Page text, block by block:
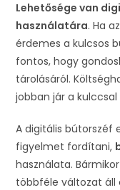
Lehetősége van
használatára. Ha
érdemes a kulcsos
fontos, hogy
tárolásáról.
jobban jár a
A digitális bútorszéf
figyelmet fordítani,
használata.
többféle változat áll